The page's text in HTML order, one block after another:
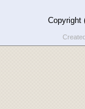
Copyright